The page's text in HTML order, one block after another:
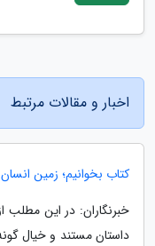
اخبار و مقالات مرتبط
کتاب بخوانیم؛ زمین
خبرنگاران: در این مطلب
داستان مستند و خیال